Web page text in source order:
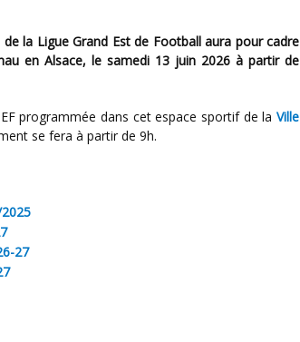
en Alsace, le samedi 13 juin 2026 à partir de
programmée dans cet espace sportif de la Ville
se fera à partir de 9h.
27